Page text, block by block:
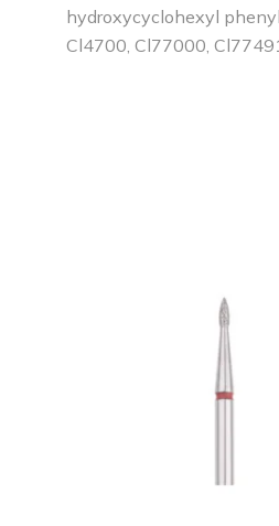
hydroxycyclohexyl
Cl4700, Cl77000,